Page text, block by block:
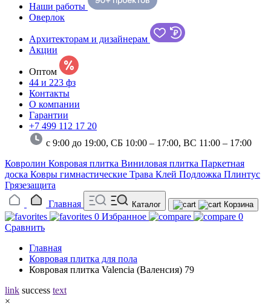
Наши работы
Оверлок
Архитекторам и дизайнерам
Акции
Оптом
44 и 223 фз
Контакты
О компании
Гарантии
+7 499 112 17 20
с 9:00 до 19:00, СБ 10:00 – 17:00, ВС 11:00 – 17:00
Ковролин Ковровая плитка Виниловая плитка Паркетная
доска Ковры гимнастические Трава Клей Подложка Плинтус
Грязезащита
Главная
Каталог Корзина
0 Избранное
0
Сравнить
Главная
Ковровая плитка для пола
Ковровая плитка Valencia (Валенсия) 79
link success text
×